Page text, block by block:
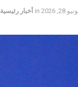
28, 2026
in أخبار رئيسية